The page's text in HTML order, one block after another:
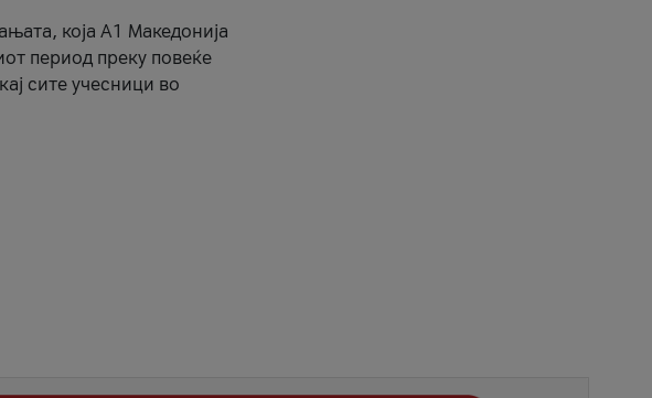
која A1 Македонија
период преку повеќе
сите учесници во